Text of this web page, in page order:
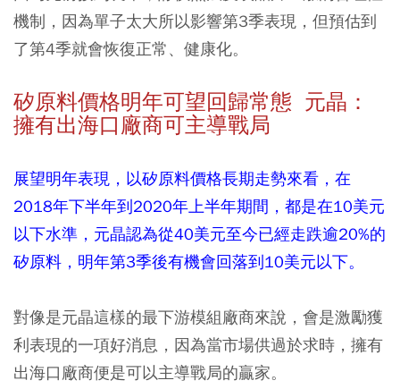
機制，因為單子太大所以影響第3季表現，但預估到
了第4季就會恢復正常、健康化。
矽原料價格明年可望回歸常態 元晶：
擁有出海口廠商可主導戰局
展望明年表現，以矽原料價格長期走勢來看，在
2018年下半年到2020年上半年期間，都是在10美元
以下水準，元晶認為從40美元至今已經走跌逾20%的
矽原料，明年第3季後有機會回落到10美元以下。
對像是元晶這樣的最下游模組廠商來說，會是激勵獲
利表現的一項好消息，因為當市場供過於求時，擁有
出海口廠商便是可以主導戰局的贏家。